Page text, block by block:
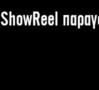
ShowReel